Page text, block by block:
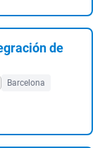
de
Barcelona